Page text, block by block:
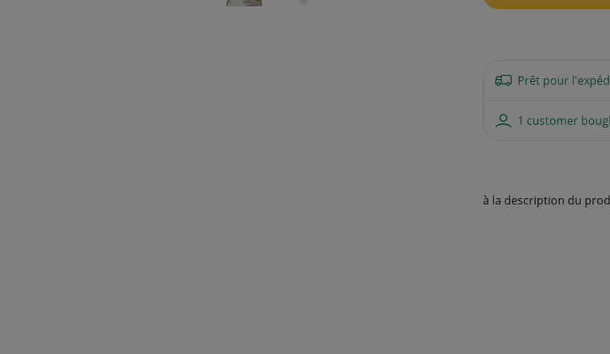
Prêt pour
1 customer
à la description du